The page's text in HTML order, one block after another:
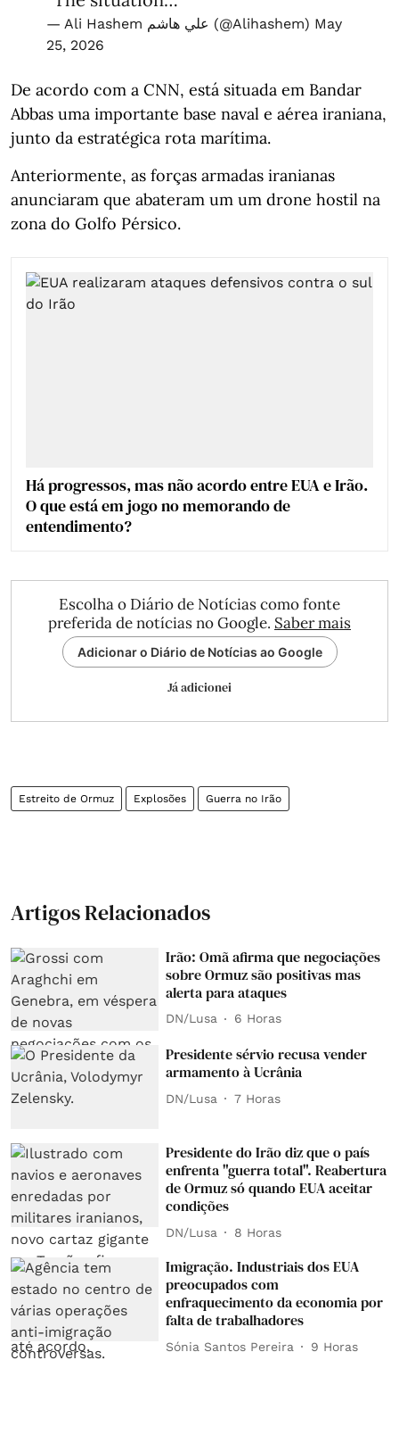
— Ali Hashem علي هاشم (@Alihashem) May
25, 2026
De acordo com a CNN, está situada em Bandar
Abbas uma importante base naval e aérea iraniana,
junto da estratégica rota marítima.
Anteriormente, as forças armadas iranianas
anunciaram que abateram um um drone hostil na
zona do Golfo Pérsico.
Há progressos, mas não acordo entre EUA e Irão.
O que está em jogo no memorando de
entendimento?
Escolha o Diário de Notícias como fonte
preferida de notícias no Google. Saber mais
Adicionar o Diário de Notícias ao Google
Já adicionei
Estreito de Ormuz Explosões Guerra no Irão
Artigos Relacionados
Irão: Omã afirma que negociações
sobre Ormuz são positivas mas
alerta para ataques
DN/Lusa 6 Horas
Presidente sérvio recusa vender
armamento à Ucrânia
DN/Lusa 7 Horas
Presidente do Irão diz que o país
enfrenta "guerra total". Reabertura
de Ormuz só quando EUA aceitar
condições
DN/Lusa 8 Horas
Imigração. Industriais dos EUA
preocupados com
enfraquecimento da economia por
falta de trabalhadores
Sónia Santos Pereira 9 Horas